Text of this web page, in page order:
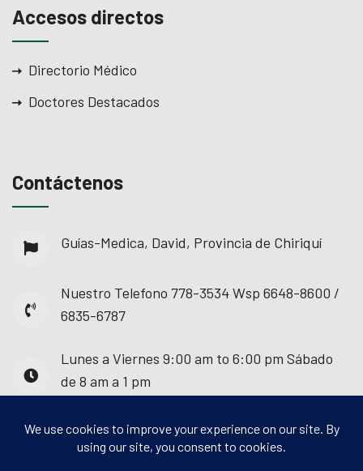
Accesos directos
Directorio Médico
Doctores Destacados
Contáctenos
Guías-Medica, David, Provincia de Chiriquí
Nuestro Telefono 778-3534 Wsp 6648-8600 /
6835-6787
Lunes a Viernes 9:00 am to 6:00 pm Sábado
de 8 am a 1 pm